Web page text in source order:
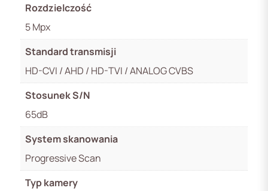
Rozdzielczość
5 Mpx
Standard transmisji
HD-CVI / AHD / HD-TVI / ANALOG CVBS
Stosunek S/N
65dB
System skanowania
Progressive Scan
Typ kamery